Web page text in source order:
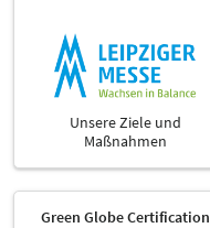
Unsere Ziele und
Maßnahmen
Green Globe Certification